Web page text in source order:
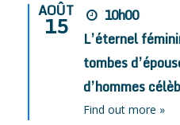
AOÛT
15
10h00
L’éternel
tombes
d’hommes
Find out more »